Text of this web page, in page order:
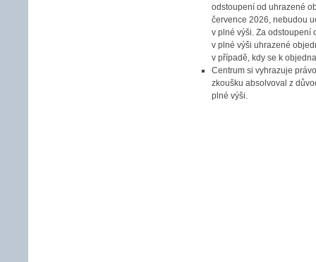
odstoupení od uhrazené
července 2026, nebudou
v plné výši. Za odstoupení
v plné výši uhrazené
v případě, kdy se k
Centrum si vyhrazuje
zkoušku absolvoval z
plné výši.